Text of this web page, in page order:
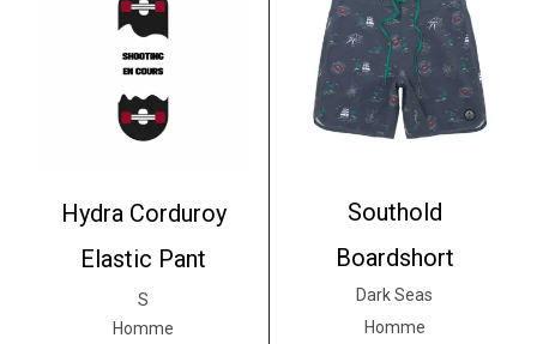
Hydra Corduroy
Elastic Pant
S
Homme
Southold
Boardshort
Dark Seas
Homme